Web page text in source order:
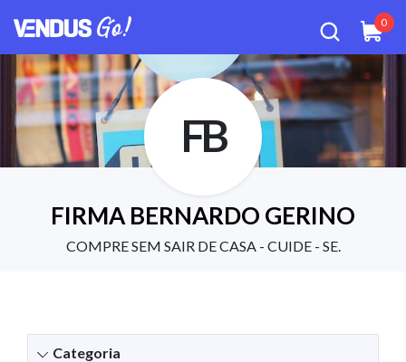
0
FB
FIRMA BERNARDO GERINO
COMPRE SEM SAIR DE CASA - CUIDE - SE.
Categoria